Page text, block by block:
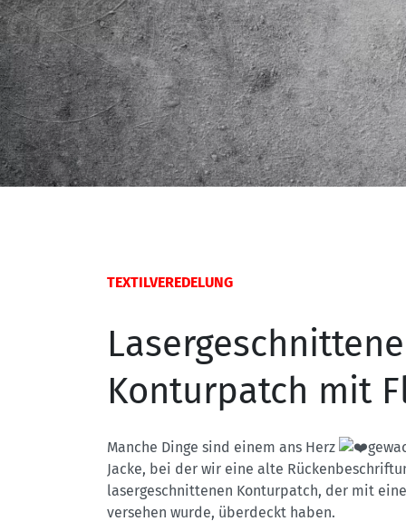
TEXTILVEREDELUNG
Konturpatch mit
Manche Dinge sind einem ans Herz
Jacke, bei der wir eine alte
lasergeschnittenen Konturpatch, der mit
versehen wurde, überdeckt haben.